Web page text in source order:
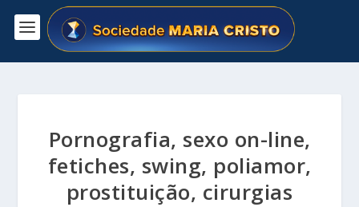
Pornografia, sexo on-line,
fetiches, swing, poliamor,
prostituição, cirurgias